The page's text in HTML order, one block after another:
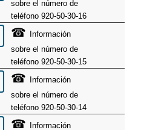
sobre el número de
teléfono 920-50-30-16
☎ Información
sobre el número de
teléfono 920-50-30-15
☎ Información
sobre el número de
teléfono 920-50-30-14
☎ Información